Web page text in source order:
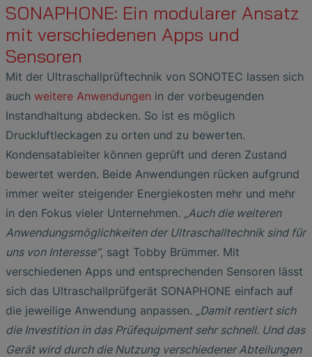
SONAPHONE: Ein modularer Ansatz
mit verschiedenen Apps und
Sensoren
Mit der Ultraschallprüftechnik von SONOTEC lassen sich
auch weitere Anwendungen in der vorbeugenden
Instandhaltung abdecken. So ist es möglich
Druckluftleckagen zu orten und zu bewerten.
Kondensatableiter können geprüft und deren Zustand
bewertet werden. Beide Anwendungen rücken aufgrund
immer weiter steigender Energiekosten mehr und mehr
in den Fokus vieler Unternehmen. „Auch die weiteren
Anwendungsmöglichkeiten der Ultraschalltechnik sind für
uns von Interesse“, sagt Tobby Brümmer. Mit
verschiedenen Apps und entsprechenden Sensoren lässt
sich das Ultraschallprüfgerät SONAPHONE einfach auf
die jeweilige Anwendung anpassen. „Damit rentiert sich
die Investition in das Prüfequipment sehr schnell. Und das
Gerät wird durch die Nutzung verschiedener Abteilungen